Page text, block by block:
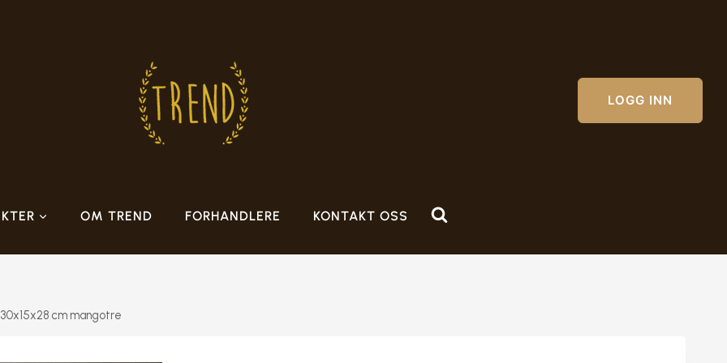
LOGG INN
OM TREND FORHANDLERE KONTAKT OSS
cm mangotre